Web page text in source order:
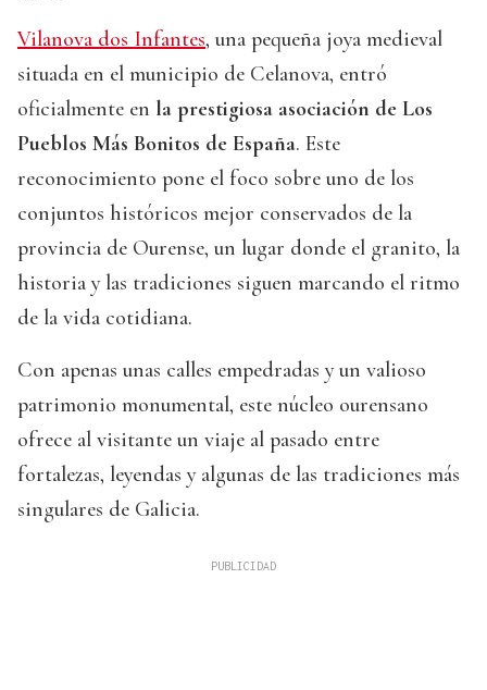
Vilanova dos Infantes, una pequeña joya medieval
situada en el municipio de Celanova, entró
oficialmente en la prestigiosa asociación de Los
Pueblos Más Bonitos de España. Este
reconocimiento pone el foco sobre uno de los
conjuntos históricos mejor conservados de la
provincia de Ourense, un lugar donde el granito, la
historia y las tradiciones siguen marcando el ritmo
de la vida cotidiana.
Con apenas unas calles empedradas y un valioso
patrimonio monumental, este núcleo ourensano
ofrece al visitante un viaje al pasado entre
fortalezas, leyendas y algunas de las tradiciones más
singulares de Galicia.